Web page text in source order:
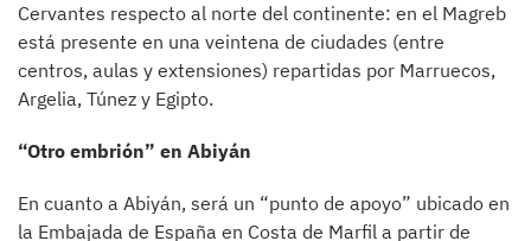
Cervantes respecto al norte del continente: en el Magreb
está presente en una veintena de ciudades (entre
centros, aulas y extensiones) repartidas por Marruecos,
Argelia, Túnez y Egipto.
“Otro embrión” en Abiyán
En cuanto a Abiyán, será un “punto de apoyo” ubicado en
la Embajada de España en Costa de Marfil a partir de